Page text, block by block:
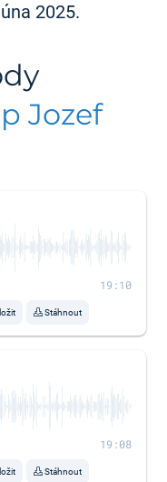
2025.
Jozef
19:10
Stáhnout
19:08
Stáhnout